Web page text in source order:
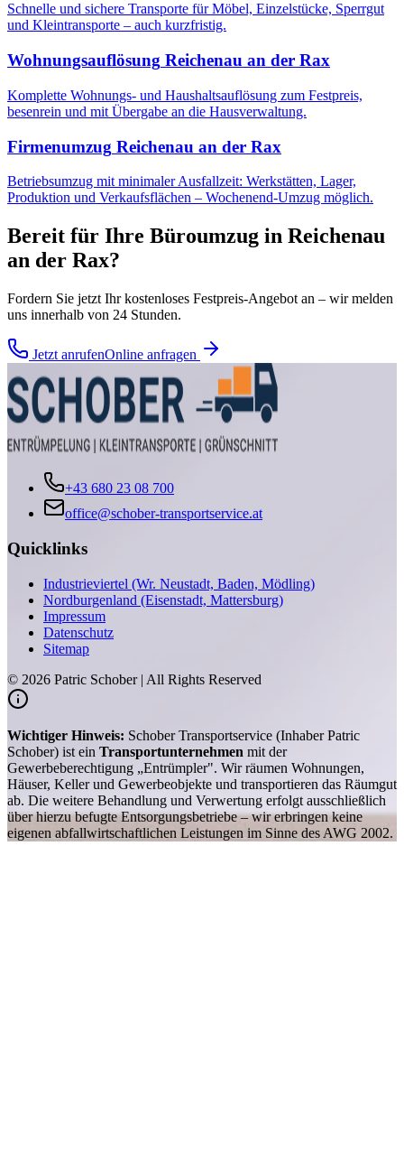
Schnelle und sichere Transporte für Möbel, Einzelstücke, Sperrgut
und Kleintransporte – auch kurzfristig.
Wohnungsauflösung Reichenau an der Rax
Komplette Wohnungs- und Haushaltsauflösung zum Festpreis,
besenrein und mit Übergabe an die Hausverwaltung.
Firmenumzug Reichenau an der Rax
Betriebsumzug mit minimaler Ausfallzeit: Werkstätten, Lager,
Produktion und Verkaufsflächen – Wochenend-Umzug möglich.
Bereit für Ihre Büroumzug in Reichenau
an der Rax?
Fordern Sie jetzt Ihr kostenloses Festpreis-Angebot an – wir melden
uns innerhalb von 24 Stunden.
Jetzt anrufenOnline anfragen
+43 680 23 08 700
office@schober-transportservice.at
Quicklinks
Industrieviertel (Wr. Neustadt, Baden, Mödling)
Nordburgenland (Eisenstadt, Mattersburg)
Impressum
Datenschutz
Sitemap
© 2026 Patric Schober | All Rights Reserved
Wichtiger Hinweis: Schober Transportservice (Inhaber Patric
Schober) ist ein Transportunternehmen mit der
Gewerbeberechtigung „Entrümpler". Wir räumen Wohnungen,
Häuser, Keller und Gewerbeobjekte und transportieren das Räumgut
ab. Die weitere Behandlung und Verwertung erfolgt ausschließlich
über hierzu befugte Entsorgungsbetriebe – wir erbringen keine
eigenen abfallwirtschaftlichen Leistungen im Sinne des AWG 2002.